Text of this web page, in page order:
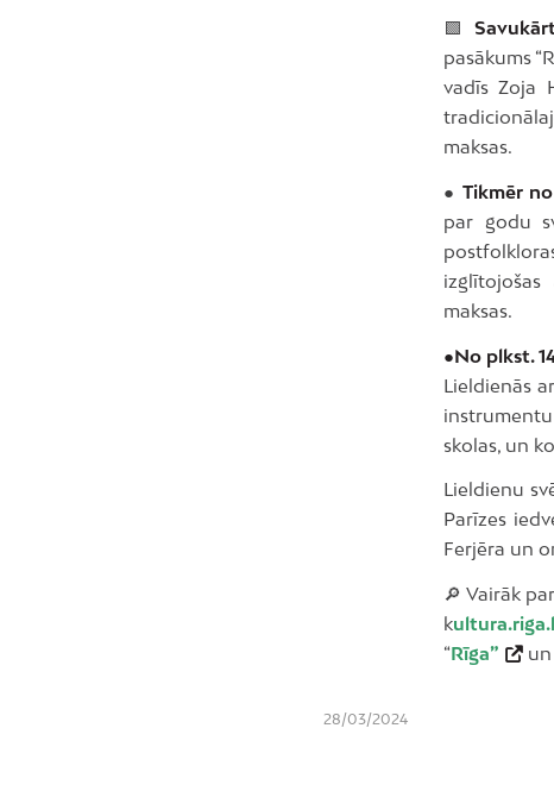
🟩
pasākums
vadīs Zoja
maksas.
● Tikmēr
par godu
maksas.
●No plkst.
Lieldienās
skolas, un
Lieldienu
Parīzes
Ferjēra un
🔎 Vairāk
k
“Rīga” un
28/03/2024